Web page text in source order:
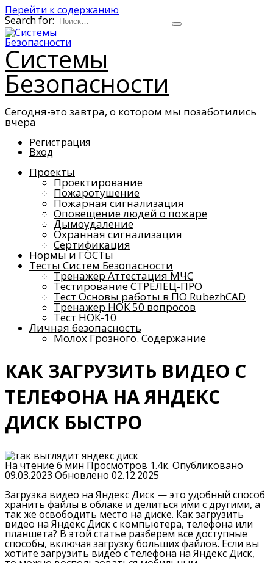
Перейти к содержанию
Search for:
Системы
Безопасности
Сегодня-это завтра, о котором мы позаботились
вчера
Регистрация
Вход
Проекты
Проектирование
Пожаротушение
Пожарная сигнализация
Оповещение людей о пожаре
Дымоудаление
Охранная сигнализация
Сертификация
Нормы и ГОСТы
Тесты Систем Безопасности
Тренажер Аттестация МЧС
Тестирование СТРЕЛЕЦ-ПРО
Тест Основы работы в ПО RubezhCAD
Тренажер НОК 50 вопросов
Тест НОК-10
Личная безопасность
Молох Грозного. Содержание
КАК ЗАГРУЗИТЬ ВИДЕО С
ТЕЛЕФОНА НА ЯНДЕКС
ДИСК БЫСТРО
На чтение 6 мин Просмотров 1.4к. Опубликовано
09.03.2023 Обновлено 02.12.2025
Загрузка видео на Яндекс Диск — это удобный способ
хранить файлы в облаке и делиться ими с другими, а
так же освободить место на диске. Как загрузить
видео на Яндекс Диск с компьютера, телефона или
планшета? В этой статье разберем все доступные
способы, включая загрузку больших файлов. Если вы
хотите загрузить видео с телефона на Яндекс Диск,